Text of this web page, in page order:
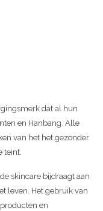
dat al hun
en Hanbang. Alle
van het het gezonder
teint.
skincare bijdraagt aan
leven. Het gebruik van
en